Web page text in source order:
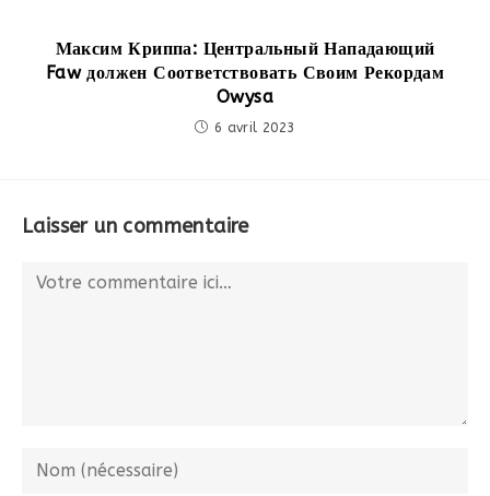
Максим Криппа: Центральный Нападающий
Faw должен Соответствовать Своим Рекордам
Owysa
6 avril 2023
Laisser un commentaire
Comment
Enter